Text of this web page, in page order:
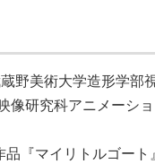
野美術大学造形学部
研究科アニメーショ
『マイリトルゴート